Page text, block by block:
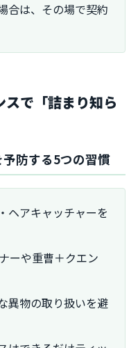
合は、その場で契約
スで「詰まり知ら
防する5つの習慣
ヘアキャッチャーを
ーや重曹＋クエン
異物の取り扱いを避